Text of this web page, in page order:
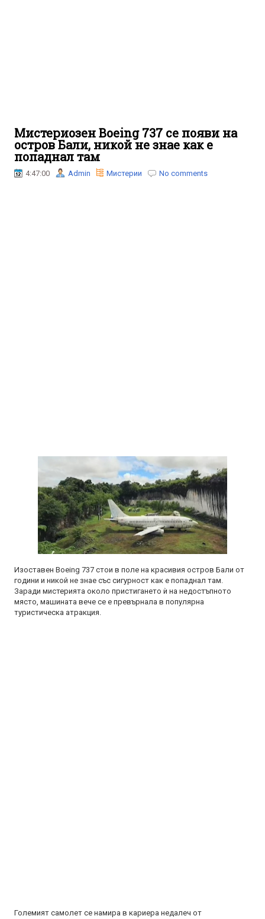
Мистериозен Boeing 737 се появи на
остров Бали, никой не знае как е
попаднал там
4:47:00 Admin Мистерии No comments
Изоставен Boeing 737 стои в поле на красивия остров Бали от
години и никой не знае със сигурност как е попаднал там.
Заради мистерията около пристигането ѝ на недостъпното
място, машината вече се е превърнала в популярна
туристическа атракция.
Големият самолет се намира в кариера недалеч от